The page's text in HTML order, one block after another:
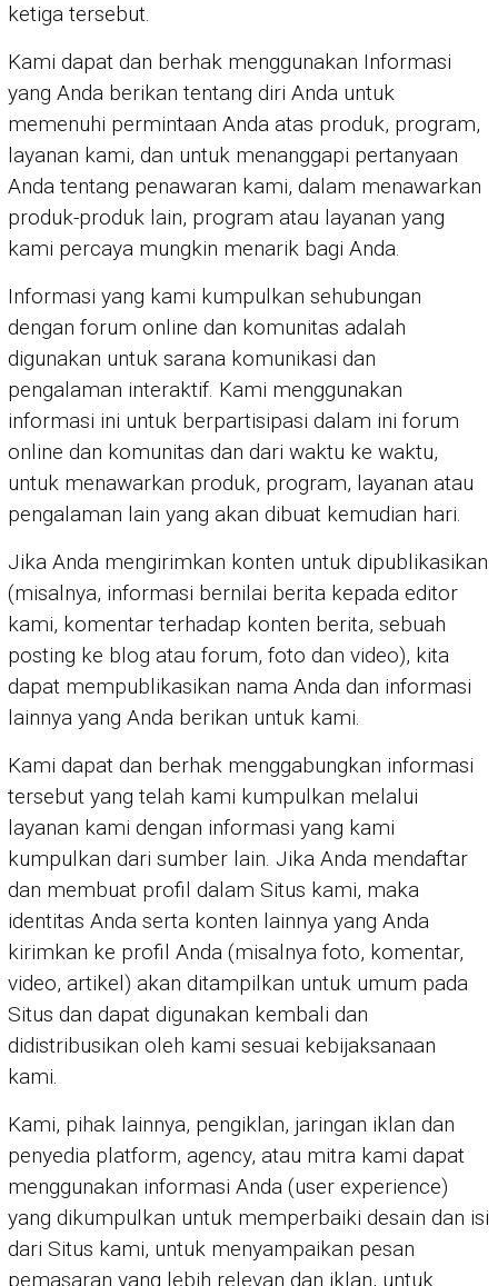
ketiga tersebut.
Kami dapat dan berhak menggunakan Informasi
yang Anda berikan tentang diri Anda untuk
memenuhi permintaan Anda atas produk, program,
layanan kami, dan untuk menanggapi pertanyaan
Anda tentang penawaran kami, dalam menawarkan
produk-produk lain, program atau layanan yang
kami percaya mungkin menarik bagi Anda.
Informasi yang kami kumpulkan sehubungan
dengan forum online dan komunitas adalah
digunakan untuk sarana komunikasi dan
pengalaman interaktif. Kami menggunakan
informasi ini untuk berpartisipasi dalam ini forum
online dan komunitas dan dari waktu ke waktu,
untuk menawarkan produk, program, layanan atau
pengalaman lain yang akan dibuat kemudian hari.
Jika Anda mengirimkan konten untuk dipublikasikan
(misalnya, informasi bernilai berita kepada editor
kami, komentar terhadap konten berita, sebuah
posting ke blog atau forum, foto dan video), kita
dapat mempublikasikan nama Anda dan informasi
lainnya yang Anda berikan untuk kami.
Kami dapat dan berhak menggabungkan informasi
tersebut yang telah kami kumpulkan melalui
layanan kami dengan informasi yang kami
kumpulkan dari sumber lain. Jika Anda mendaftar
dan membuat profil dalam Situs kami, maka
identitas Anda serta konten lainnya yang Anda
kirimkan ke profil Anda (misalnya foto, komentar,
video, artikel) akan ditampilkan untuk umum pada
Situs dan dapat digunakan kembali dan
didistribusikan oleh kami sesuai kebijaksanaan
kami.
Kami, pihak lainnya, pengiklan, jaringan iklan dan
penyedia platform, agency, atau mitra kami dapat
menggunakan informasi Anda (user experience)
yang dikumpulkan untuk memperbaiki desain dan isi
dari Situs kami, untuk menyampaikan pesan
pemasaran yang lebih relevan dan iklan, untuk